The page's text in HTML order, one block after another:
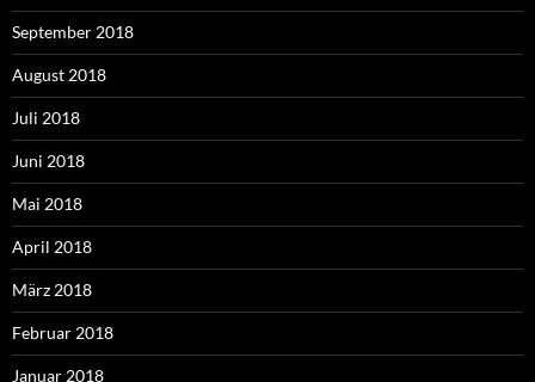
September 2018
August 2018
Juli 2018
Juni 2018
Mai 2018
April 2018
März 2018
Februar 2018
Januar 2018